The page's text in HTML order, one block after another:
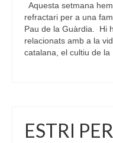
Aquesta setmana
refractari per a una
Pau de la Guàrdia. Hi
relacionats amb a la
catalana, el cultiu de la
ESTRI